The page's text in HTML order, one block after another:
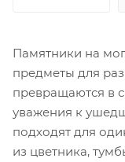
Памятники на
предметы для
превращаются в
уважения к
подходят для
из цветника,